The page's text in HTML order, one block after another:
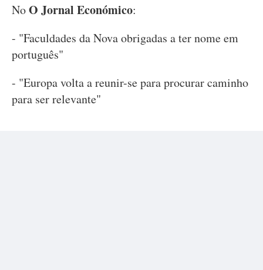
NoO Jornal Económico:
- "Faculdades da Nova obrigadas a ter nome em
português"
- "Europa volta a reunir-se para procurar caminho
para ser relevante"